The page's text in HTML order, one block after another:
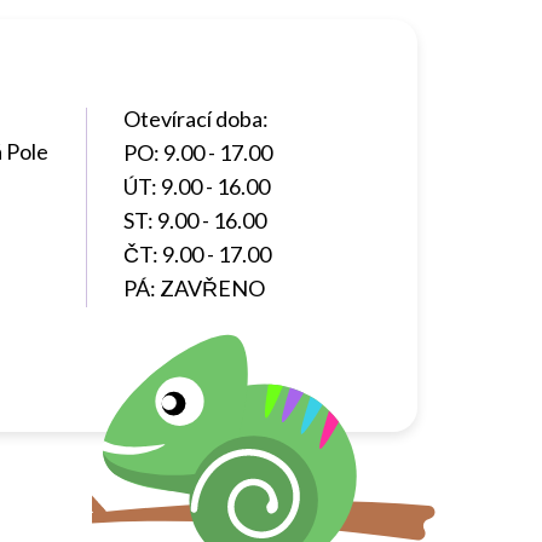
Pole
Otevírací doba:
PO: 9.00 - 17.00
ÚT: 9.00 - 16.00
ST: 9.00 - 16.00
ČT: 9.00 - 17.00
PÁ: ZAVŘENO